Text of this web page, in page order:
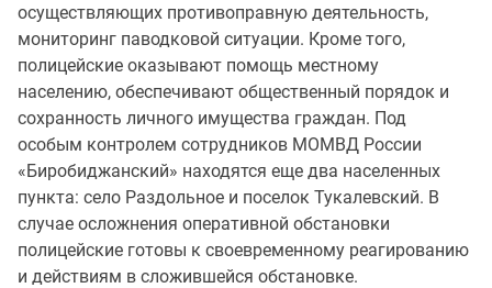
осуществляющих противоправную деятельность,
мониторинг паводковой ситуации. Кроме того,
полицейские оказывают помощь местному
населению, обеспечивают общественный порядок и
сохранность личного имущества граждан. Под
особым контролем сотрудников МОМВД России
«Биробиджанский» находятся еще два населенных
пункта: село Раздольное и поселок Тукалевский. В
случае осложнения оперативной обстановки
полицейские готовы к своевременному реагированию
и действиям в сложившейся обстановке.